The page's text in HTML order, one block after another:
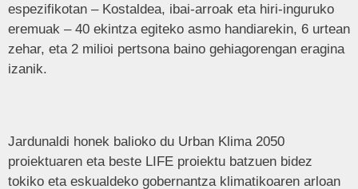
espezifikotan – Kostaldea, ibai-arroak eta hiri-inguruko
eremuak – 40 ekintza egiteko asmo handiarekin, 6 urtean
zehar, eta 2 milioi pertsona baino gehiagorengan eragina
izanik.
Jardunaldi honek balioko du Urban Klima 2050
proiektuaren eta beste LIFE proiektu batzuen bidez
tokiko eta eskualdeko gobernantza klimatikoaren arloan